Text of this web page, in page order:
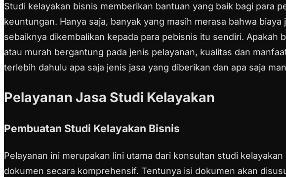
Studi kelayakan bisnis memberikan bantuan yang baik bagi para
keuntungan. Hanya saja, banyak yang masih merasa bahwa biaya
sebaiknya dikembalikan kepada para pebisnis itu sendiri. Apakah
atau murah bergantung pada jenis pelayanan, kualitas dan
terlebih dahulu apa saja jenis jasa yang diberikan dan apa saja
Pelayanan Jasa Studi Kelayakan
Pembuatan Studi Kelayakan Bisnis
Pelayanan ini merupakan lini utama dari konsultan studi
dokumen secara komprehensif. Tentunya isi dokumen akan